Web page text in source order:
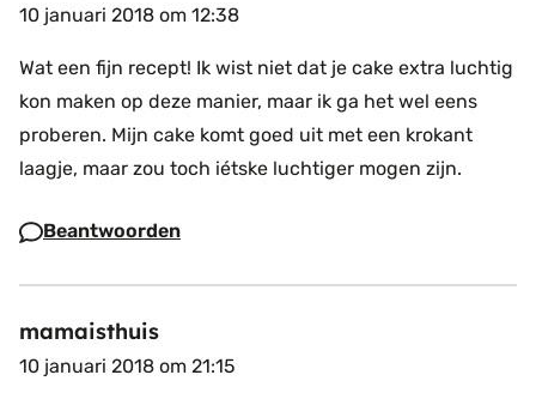
10 januari 2018 om 12:38
Wat een fijn recept! Ik wist niet dat je cake extra luchtig
kon maken op deze manier, maar ik ga het wel eens
proberen. Mijn cake komt goed uit met een krokant
laagje, maar zou toch iétske luchtiger mogen zijn.
Beantwoorden
mamaisthuis
10 januari 2018 om 21:15